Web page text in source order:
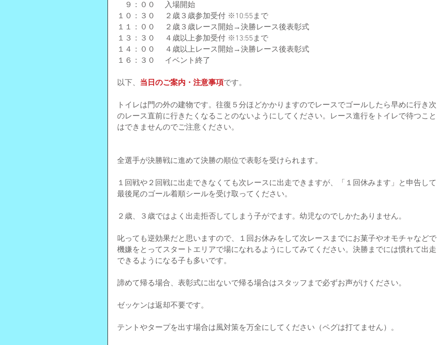
９：００ 　入場開始
１０：３０ 　２歳３歳参加受付 ※10:55まで
１１：００ 　２歳３歳レース開始→決勝レース後表彰式
１３：３０ 　４歳以上参加受付 ※13:55まで
１４：００ 　４歳以上レース開始→決勝レース後表彰式
１６：３０ 　イベント終了
以下、 当日のご案内・注意事項です。
トイレは門の外の建物です。往復５分ほどかかりますのでレースでゴールしたら早めに行き次
のレース直前に行きたくなることのないようにしてください。レース進行をトイレで待つこと
はできませんのでご注意ください。
全選手が決勝戦に進めて決勝の順位で表彰を受けられます。
１回戦や２回戦に出走できなくても次レースに出走できますが、「１回休みます」と申告して
最後尾のゴール着順シールを受け取ってください。
２歳、３歳ではよく出走拒否してしまう子がでます。幼児なのでしかたありません。
叱っても逆効果だと思いますので、１回お休みをして次レースまでにお菓子やオモチャなどで
機嫌をとってスタートエリアで場になれるようにしてみてください。決勝までには慣れて出走
できるようになる子も多いです。
諦めて帰る場合、表彰式に出ないで帰る場合はスタッフまで必ずお声がけください。
ゼッケンは返却不要です。
テントやタープを出す場合は風対策を万全にしてください（ペグは打てません）。